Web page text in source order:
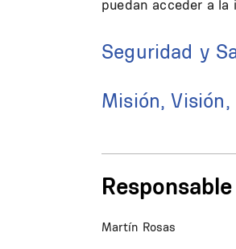
puedan acceder a
Seguridad y
Misión,
Responsable
Martín Rosas